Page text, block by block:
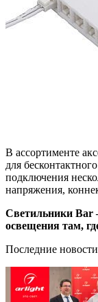
В ассортименте
для
подключения
напряжения,
Светильники Bar
освещения там,
Последние новости